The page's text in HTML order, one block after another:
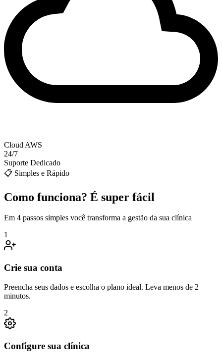
Cloud AWS
24/7
Suporte Dedicado
📋 Simples e Rápido
Como funciona? É super fácil
Em 4 passos simples você transforma a gestão da sua clínica
1
Crie sua conta
Preencha seus dados e escolha o plano ideal. Leva menos de 2
minutos.
2
Configure sua clínica